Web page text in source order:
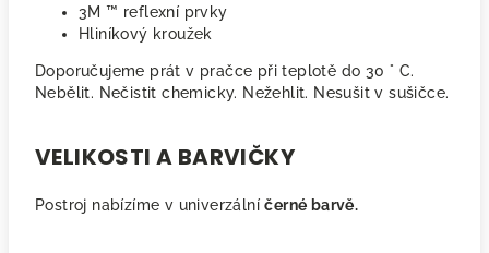
3M ™ reflexní prvky
Hliníkový kroužek
Doporučujeme prát v pračce při teplotě do 30 ° C.
Nebělit. Nečistit chemicky. Nežehlit. Nesušit v sušičce.
VELIKOSTI A BARVIČKY
Postroj nabízíme v univerzálníčerné barvě.